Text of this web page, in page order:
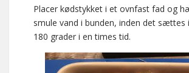
Placer kødstykket i et ovnfast fad og
smule vand i bunden, inden det sættes
180 grader i en times tid.